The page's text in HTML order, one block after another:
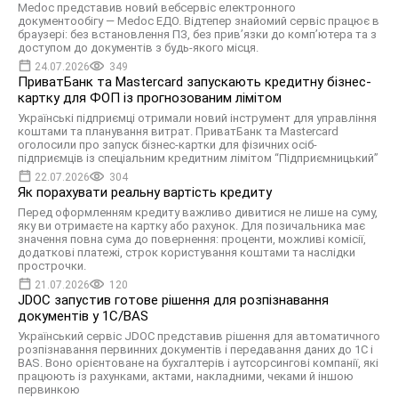
Medoc представив новий вебсервіс електронного
документообігу — Medoc ЕДО. Відтепер знайомий сервіс працює в
браузері: без встановлення ПЗ, без прив’язки до комп’ютера та з
доступом до документів з будь-якого місця.
24.07.2026 349
ПриватБанк та Mastercard запускають кредитну бізнес-
картку для ФОП із прогнозованим лімітом
Українські підприємці отримали новий інструмент для управління
коштами та планування витрат. ПриватБанк та Mastercard
оголосили про запуск бізнес-картки для фізичних осіб-
підприємців із спеціальним кредитним лімітом “Підприємницький”
22.07.2026 304
Як порахувати реальну вартість кредиту
Перед оформленням кредиту важливо дивитися не лише на суму,
яку ви отримаєте на картку або рахунок. Для позичальника має
значення повна сума до повернення: проценти, можливі комісії,
додаткові платежі, строк користування коштами та наслідки
прострочки.
21.07.2026 120
JDOC запустив готове рішення для розпізнавання
документів у 1С/BAS
Український сервіс JDOC представив рішення для автоматичного
розпізнавання первинних документів і передавання даних до 1С і
BAS. Воно орієнтоване на бухгалтерів і аутсорсингові компанії, які
працюють із рахунками, актами, накладними, чеками й іншою
первинкою